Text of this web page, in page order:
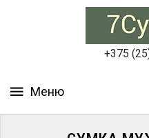
+375
МУЖСКИЕ